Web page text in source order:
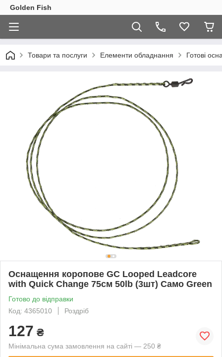
Golden Fish
Товари та послуги Елементи обладнання Готові
Оснащення коропове GC Looped Leadcore
with Quick Change 75см 50lb (3шт) Caмo Green
Готово до відправки
Код: 4365010
Роздріб
127 ₴
Мінімальна сума замовлення на сайті — 250 ₴